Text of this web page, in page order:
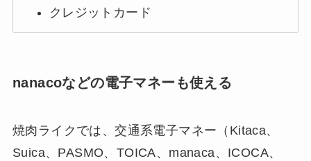
クレジットカード
nanacoなどの電子マネーも使える
焼肉ライクでは、交通系電子マネー（Kitaca、
Suica、PASMO、TOICA、manaca、ICOCA、